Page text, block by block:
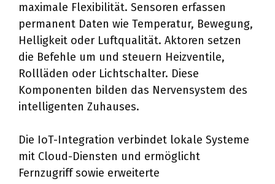
maximale Flexibilität. Sensoren erfassen
permanent Daten wie Temperatur, Bewegung,
Helligkeit oder Luftqualität. Aktoren setzen
die Befehle um und steuern Heizventile,
Rollläden oder Lichtschalter. Diese
Komponenten bilden das Nervensystem des
intelligenten Zuhauses.
Die IoT-Integration verbindet lokale Systeme
mit Cloud-Diensten und ermöglicht
Fernzugriff sowie erweiterte